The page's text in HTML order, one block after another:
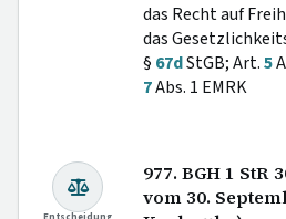
das Recht auf
das
§ 67dStGB; Art.5
7Abs. 1 EMRK
977. BGH 1 StR
vom 30.